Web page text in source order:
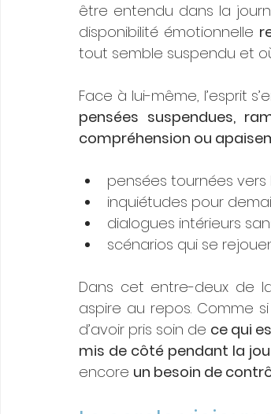
être entendu dans la
disponibilité émotionnelle
tout semble suspendu et
Face à lui-même, l’esprit
pensées suspendues,
compréhension ou
pensées tournées vers
inquiétudes pour
dialogues intérieurs
scénarios qui se
Dans cet entre-deux de
aspire au repos. Comme
d’avoir pris soin de ce qui
mis de côté pendant la
encore un besoin de